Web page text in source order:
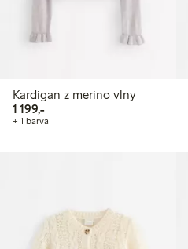
Kardigan z merino vlny
1 199,-1 199,00 Kč
+ 1 barva